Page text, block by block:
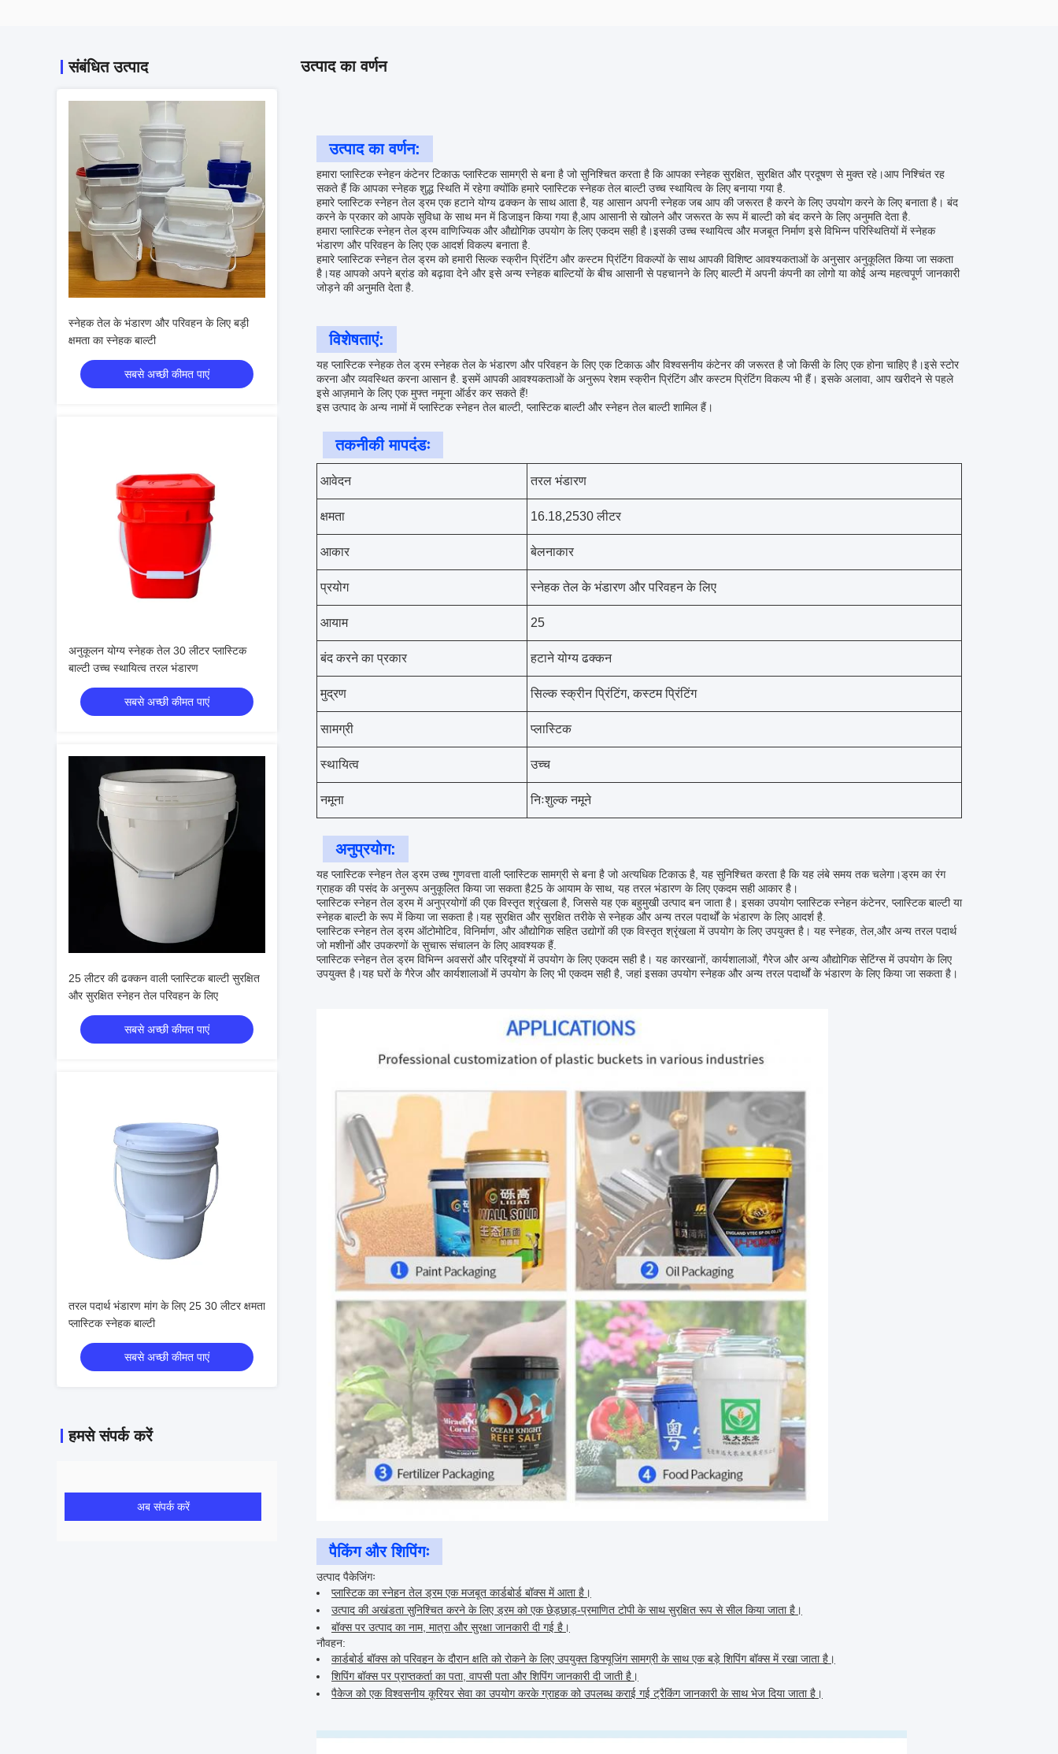
संबंधित उत्पाद
स्नेहक तेल के भंडारण और परिवहन के लिए बड़ी
क्षमता का स्नेहक बाल्टी
सबसे अच्छी कीमत पाएं
अनुकूलन योग्य स्नेहक तेल 30 लीटर प्लास्टिक
बाल्टी उच्च स्थायित्व तरल भंडारण
सबसे अच्छी कीमत पाएं
25 लीटर की ढक्कन वाली प्लास्टिक बाल्टी सुरक्षित
और सुरक्षित स्नेहन तेल परिवहन के लिए
सबसे अच्छी कीमत पाएं
तरल पदार्थ भंडारण मांग के लिए 25 30 लीटर क्षमता
प्लास्टिक स्नेहक बाल्टी
सबसे अच्छी कीमत पाएं
हमसे संपर्क करें
अब संपर्क करें
उत्पाद का वर्णन
उत्पाद का वर्णन:
हमारा प्लास्टिक स्नेहन कंटेनर टिकाऊ प्लास्टिक सामग्री से बना है जो सुनिश्चित करता है कि आपका स्नेहक सुरक्षित, सुरक्षित और प्रदूषण से मुक्त रहे।आप निश्चिंत रह
सकते हैं कि आपका स्नेहक शुद्ध स्थिति में रहेगा क्योंकि हमारे प्लास्टिक स्नेहक तेल बाल्टी उच्च स्थायित्व के लिए बनाया गया है.
हमारे प्लास्टिक स्नेहन तेल ड्रम एक हटाने योग्य ढक्कन के साथ आता है, यह आसान अपनी स्नेहक जब आप की जरूरत है करने के लिए उपयोग करने के लिए बनाता है। बंद
करने के प्रकार को आपके सुविधा के साथ मन में डिजाइन किया गया है,आप आसानी से खोलने और जरूरत के रूप में बाल्टी को बंद करने के लिए अनुमति देता है.
हमारा प्लास्टिक स्नेहन तेल ड्रम वाणिज्यिक और औद्योगिक उपयोग के लिए एकदम सही है।इसकी उच्च स्थायित्व और मजबूत निर्माण इसे विभिन्न परिस्थितियों में स्नेहक
भंडारण और परिवहन के लिए एक आदर्श विकल्प बनाता है.
हमारे प्लास्टिक स्नेहन तेल ड्रम को हमारी सिल्क स्क्रीन प्रिंटिंग और कस्टम प्रिंटिंग विकल्पों के साथ आपकी विशिष्ट आवश्यकताओं के अनुसार अनुकूलित किया जा सकता
है।यह आपको अपने ब्रांड को बढ़ावा देने और इसे अन्य स्नेहक बाल्टियों के बीच आसानी से पहचानने के लिए बाल्टी में अपनी कंपनी का लोगो या कोई अन्य महत्वपूर्ण जानकारी
जोड़ने की अनुमति देता है.
विशेषताएं:
यह प्लास्टिक स्नेहक तेल ड्रम स्नेहक तेल के भंडारण और परिवहन के लिए एक टिकाऊ और विश्वसनीय कंटेनर की जरूरत है जो किसी के लिए एक होना चाहिए है।इसे स्टोर
करना और व्यवस्थित करना आसान है. इसमें आपकी आवश्यकताओं के अनुरूप रेशम स्क्रीन प्रिंटिंग और कस्टम प्रिंटिंग विकल्प भी हैं। इसके अलावा, आप खरीदने से पहले
इसे आज़माने के लिए एक मुफ्त नमूना ऑर्डर कर सकते हैं!
इस उत्पाद के अन्य नामों में प्लास्टिक स्नेहन तेल बाल्टी, प्लास्टिक बाल्टी और स्नेहन तेल बाल्टी शामिल हैं।
तकनीकी मापदंडः
आवेदन तरल भंडारण
क्षमता 16.18,2530 लीटर
आकार बेलनाकार
प्रयोग स्नेहक तेल के भंडारण और परिवहन के लिए
आयाम 25
बंद करने का प्रकार हटाने योग्य ढक्कन
मुद्रण सिल्क स्क्रीन प्रिंटिंग, कस्टम प्रिंटिंग
सामग्री प्लास्टिक
स्थायित्व उच्च
नमूना निःशुल्क नमूने
अनुप्रयोग:
यह प्लास्टिक स्नेहन तेल ड्रम उच्च गुणवत्ता वाली प्लास्टिक सामग्री से बना है जो अत्यधिक टिकाऊ है, यह सुनिश्चित करता है कि यह लंबे समय तक चलेगा।ड्रम का रंग
ग्राहक की पसंद के अनुरूप अनुकूलित किया जा सकता है25 के आयाम के साथ, यह तरल भंडारण के लिए एकदम सही आकार है।
प्लास्टिक स्नेहन तेल ड्रम में अनुप्रयोगों की एक विस्तृत श्रृंखला है, जिससे यह एक बहुमुखी उत्पाद बन जाता है। इसका उपयोग प्लास्टिक स्नेहन कंटेनर, प्लास्टिक बाल्टी या
स्नेहक बाल्टी के रूप में किया जा सकता है।यह सुरक्षित और सुरक्षित तरीके से स्नेहक और अन्य तरल पदार्थों के भंडारण के लिए आदर्श है.
प्लास्टिक स्नेहन तेल ड्रम ऑटोमोटिव, विनिर्माण, और औद्योगिक सहित उद्योगों की एक विस्तृत श्रृंखला में उपयोग के लिए उपयुक्त है। यह स्नेहक, तेल,और अन्य तरल पदार्थ
जो मशीनों और उपकरणों के सुचारू संचालन के लिए आवश्यक हैं.
प्लास्टिक स्नेहन तेल ड्रम विभिन्न अवसरों और परिदृश्यों में उपयोग के लिए एकदम सही है। यह कारखानों, कार्यशालाओं, गैरेज और अन्य औद्योगिक सेटिंग्स में उपयोग के लिए
उपयुक्त है।यह घरों के गैरेज और कार्यशालाओं में उपयोग के लिए भी एकदम सही है, जहां इसका उपयोग स्नेहक और अन्य तरल पदार्थों के भंडारण के लिए किया जा सकता है।
पैकिंग और शिपिंगः
उत्पाद पैकेजिंगः
प्लास्टिक का स्नेहन तेल ड्रम एक मजबूत कार्डबोर्ड बॉक्स में आता है।
उत्पाद की अखंडता सुनिश्चित करने के लिए ड्रम को एक छेड़छाड़-प्रमाणित टोपी के साथ सुरक्षित रूप से सील किया जाता है।
बॉक्स पर उत्पाद का नाम, मात्रा और सुरक्षा जानकारी दी गई है।
नौवहन:
कार्डबोर्ड बॉक्स को परिवहन के दौरान क्षति को रोकने के लिए उपयुक्त डिफ्यूजिंग सामग्री के साथ एक बड़े शिपिंग बॉक्स में रखा जाता है।
शिपिंग बॉक्स पर प्राप्तकर्ता का पता, वापसी पता और शिपिंग जानकारी दी जाती है।
पैकेज को एक विश्वसनीय कूरियर सेवा का उपयोग करके ग्राहक को उपलब्ध कराई गई ट्रैकिंग जानकारी के साथ भेज दिया जाता है।